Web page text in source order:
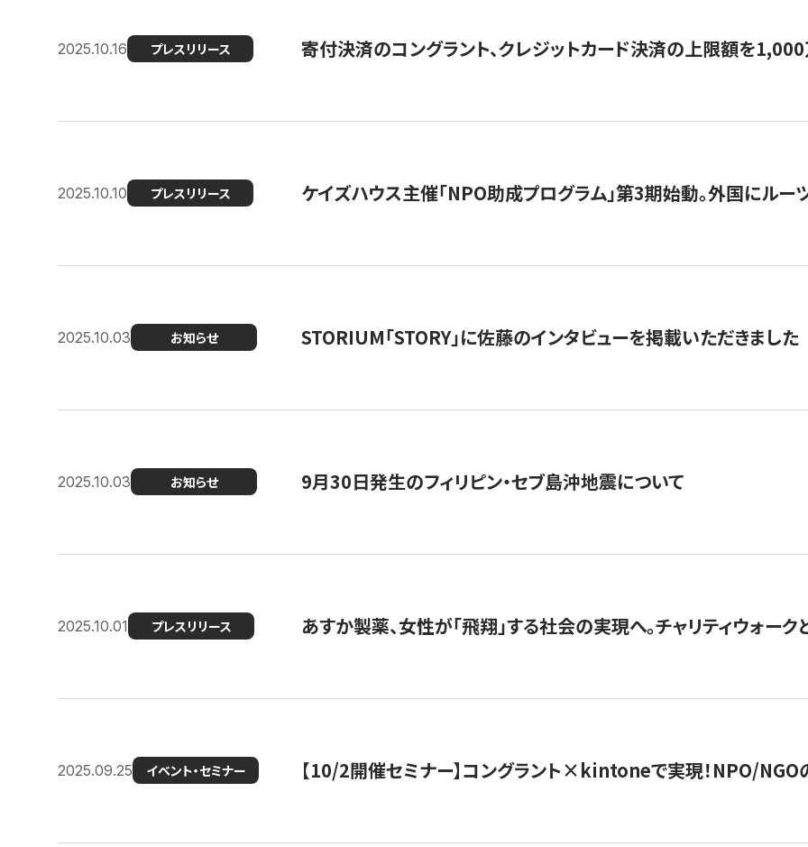
2025.10.16 プレスリリース 寄付決済のコングラント、クレジットカード決済の上限額を
2025.10.10 プレスリリース ケイズハウス主催「NPO助成プログラム」第3期始動。外国にル
2025.10.03 お知らせ STORIUM「STORY」に佐藤のインタビューを掲載いただきました
2025.10.03 お知らせ 9月30日発生のフィリピン・セブ島沖地震について
2025.10.01 プレスリリース あすか製薬、女性が「飛翔」する社会の実現へ。チャリティウォー
2025.09.25 イベント・セミナー 【10/2開催セミナー】コングラント×kintoneで実現！NPO/NGO